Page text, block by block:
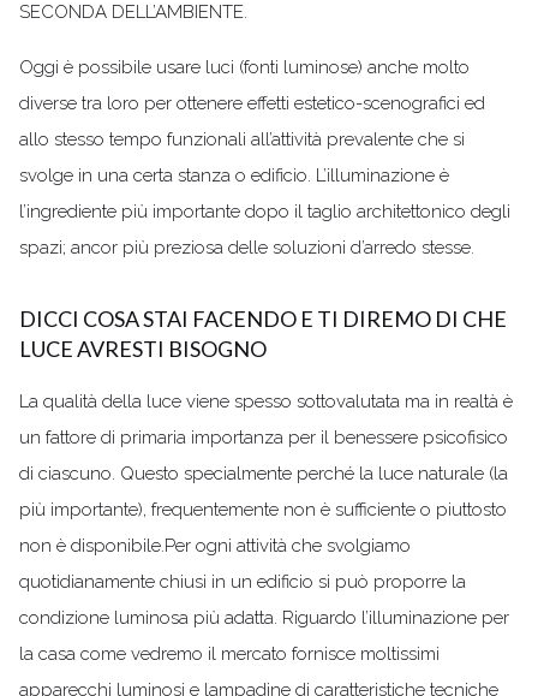
SECONDA DELL’AMBIENTE.
Oggi è possibile usare luci (fonti luminose) anche molto
diverse tra loro per ottenere effetti estetico-scenografici ed
allo stesso tempo funzionali all’attività prevalente che si
svolge in una certa stanza o edificio. L’illuminazione è
l’ingrediente più importante dopo il taglio architettonico degli
spazi; ancor più preziosa delle soluzioni d’arredo stesse.
DICCI COSA STAI FACENDO E TI DIREMO DI CHE
LUCE AVRESTI BISOGNO
La qualità della luce viene spesso sottovalutata ma in realtà è
un fattore di primaria importanza per il benessere psicofisico
di ciascuno. Questo specialmente perché la luce naturale (la
più importante), frequentemente non è sufficiente o piuttosto
non è disponibile.Per ogni attività che svolgiamo
quotidianamente chiusi in un edificio si può proporre la
condizione luminosa più adatta. Riguardo l’illuminazione per
la casa come vedremo il mercato fornisce moltissimi
apparecchi luminosi e lampadine di caratteristiche tecniche